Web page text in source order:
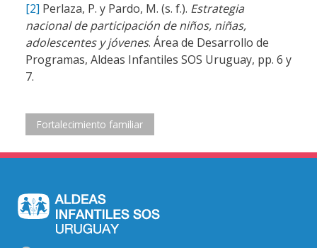
[2] Perlaza, P. y Pardo, M. (s. f.). Estrategia
nacional de participación de niños, niñas,
adolescentes y jóvenes. Área de Desarrollo de
Programas, Aldeas Infantiles SOS Uruguay, pp. 6 y
7.
Fortalecimiento familiar